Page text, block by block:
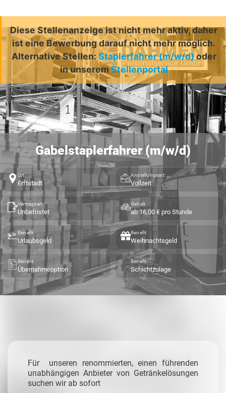
Diese Stellenanzeige ist nicht mehr aktiv, daher
ist eine Bewerbung darauf nicht mehr möglich.
Alternative Stellen:Staplerfahrer (m/w/d) oder
in unseremStellenportal
Gabelstaplerfahrer (m/w/d)
Ort
Erftstadt
Anstellungsart
Vollzeit
Vertragsart
Unbefristet
Gehalt
ab 16,00 € pro Stunde
Benefit
Urlaubsgeld
Benefit
Weihnachtsgeld
Benefit
Übernahmeoption
Benefit
Schichtzulage
Für unseren renommierten, einen führenden
unabhängigen Anbieter von Getränkelösungen
suchen wir ab sofort